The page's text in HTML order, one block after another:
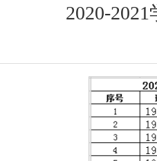
2020-